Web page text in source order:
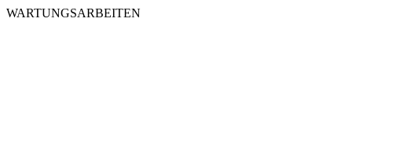
WARTUNGSARBEITEN